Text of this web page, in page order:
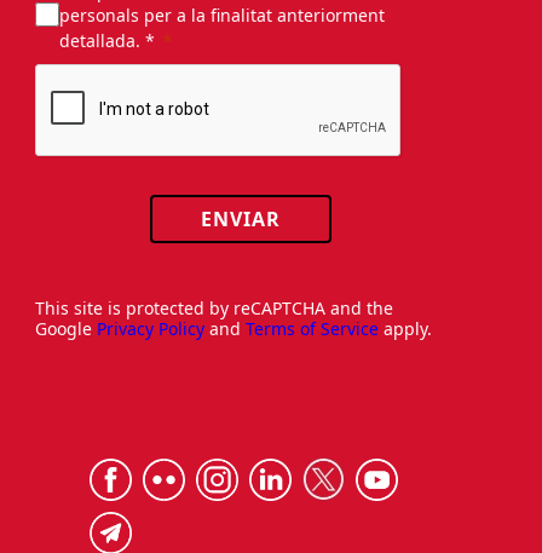
personals per a la finalitat anteriorment
detallada. *
ENVIAR
This site is protected by reCAPTCHA and the
Google Privacy Policy and Terms of Service apply.